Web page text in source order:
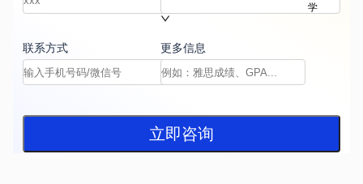
学
联系方式 更多信息
立即咨询